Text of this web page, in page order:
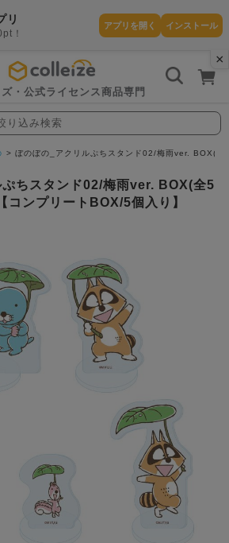
×
リ
！
アプリを開く インストール
・公式ライセンス商品専門
り込み検索
ぼのぼの_アクリルぷちスタンド02/梅雨ver. BOX(
ちスタンド02/梅雨ver. BOX(全5
コンプリートBOX/5個入り】